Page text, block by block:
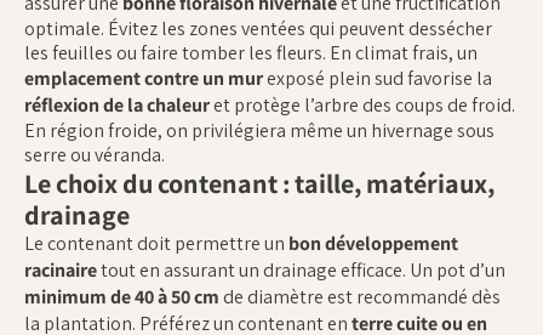
optimale. Évitez les zones ventées qui peuvent dessécher
les feuilles ou faire tomber les fleurs. En climat frais, un
emplacement contre un murexposé plein sud favorise la
réflexion de la chaleuret protège l’arbre des coups de froid.
En région froide, on privilégiera même un hivernage sous
serre ou véranda.
Le choix du contenant : taille, matériaux,
drainage
Le contenant doit permettre un bon développement
racinairetout en assurant un drainage efficace. Un pot d’un
minimum de 40 à 50 cmde diamètre est recommandé dès
la plantation. Préférez un contenant enterre cuite ou en